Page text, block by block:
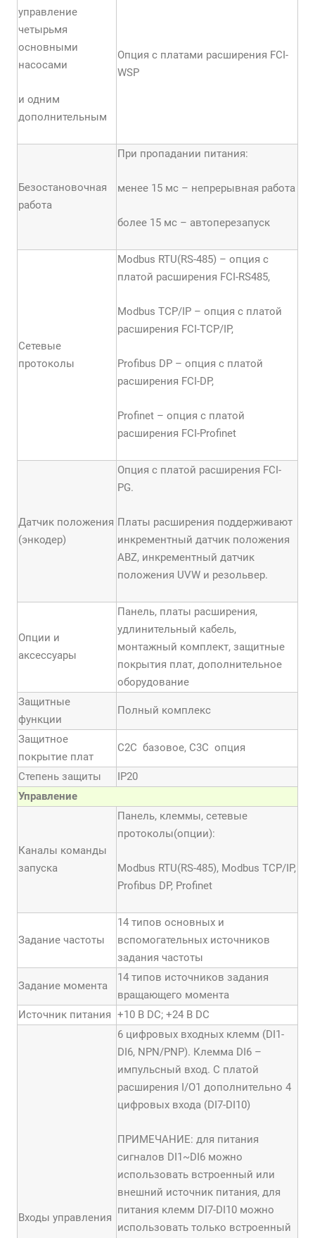
управление
четырьмя
основными
насосами
и одним
дополнительным
Опция с платами расширения FCI-
WSP
Безостановочная
работа
При пропадании питания:
менее 15 мс – непрерывная работа
более 15 мс – автоперезапуск
Сетевые
протоколы
Modbus RTU(RS-485) – опция с
платой расширения FCI-RS485,
Modbus TCP/IP – опция с платой
расширения FCI-TCP/IP,
Profibus DP – опция с платой
расширения FCI-DP,
Profinet – опция с платой
расширения FCI-Profinet
Датчик положения
(энкодер)
Опция с платой расширения FCI-
PG.
Платы расширения поддерживают
инкрементный датчик положения
АBZ, инкрементный датчик
положения UVW и резольвер.
Опции и
аксессуары
Панель, платы расширения,
удлинительный кабель,
монтажный комплект, защитные
покрытия плат, дополнительное
оборудование
Защитные
функции
Полный комплекс
Защитное
покрытие плат
С2С базовое, С3С опция
Степень защиты
IP20
Управление
Каналы команды
запуска
Панель, клеммы, сетевые
протоколы(опции):
Modbus RTU(RS-485), Modbus TCP/IP,
Profibus DP, Profinet
Задание частоты
14 типов основных и
вспомогательных источников
задания частоты
Задание момента
14 типов источников задания
вращающего момента
Источник питания +10 В DC; +24 В DC
Входы управления
6 цифровых входных клемм (DI1-
DI6, NPN/PNP). Клемма DI6 –
импульсный вход. С платой
расширения I/O1 дополнительно 4
цифровых входа (DI7-DI10)
ПРИМЕЧАНИЕ: для питания
сигналов DI1~DI6 можно
использовать встроенный или
внешний источник питания, для
питания клемм DI7-DI10 можно
использовать только встроенный